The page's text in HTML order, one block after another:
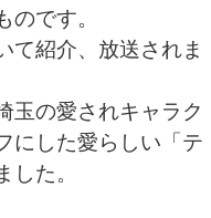
のです。
て紹介、放送されま
玉の愛されキャラク
にした愛らしい「テ
した。